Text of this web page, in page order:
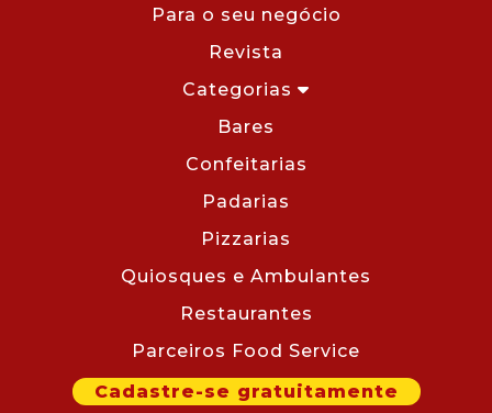
Para o seu negócio
Revista
Categorias
Bares
Confeitarias
Padarias
Pizzarias
Quiosques e Ambulantes
Restaurantes
Parceiros Food Service
Cadastre-se gratuitamente